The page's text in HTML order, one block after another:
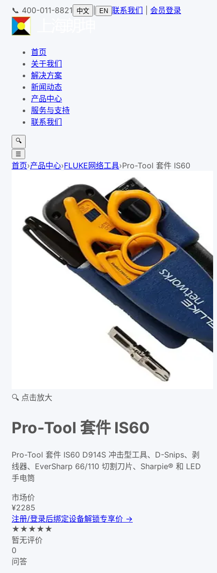
📞 400-011-8821 中文 EN 联系我们 会员登录
首页
关于我们
解决方案
新闻动态
产品中心
服务与支持
联系我们
🔍
☰
首页›产品中心›FLUKE网络工具›Pro-Tool 套件 IS60
🔍 点击放大
Pro-Tool 套件 IS60
Pro-Tool 套件 IS60 D914S 冲击型工具、D-Snips、剥
线器、EverSharp 66/110 切割刀片、Sharpie® 和 LED
手电筒
市场价
¥2285
注册/登录后绑定设备解锁专享价 →
★ ★ ★ ★ ★
暂无评价
0
问答